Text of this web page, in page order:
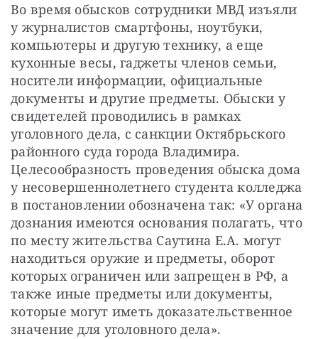
Во время обысков сотрудники МВД изъяли
у журналистов смартфоны, ноутбуки,
компьютеры и другую технику, а еще
кухонные весы, гаджеты членов семьи,
носители информации, официальные
документы и другие предметы. Обыски у
свидетелей проводились в рамках
уголовного дела, с санкции Октябрьского
районного суда города Владимира.
Целесообразность проведения обыска дома
у несовершеннолетнего студента колледжа
в постановлении обозначена так: «У органа
дознания имеются основания полагать, что
по месту жительства Саутина Е.А. могут
находиться оружие и предметы, оборот
которых ограничен или запрещен в РФ, а
также иные предметы или документы,
которые могут иметь доказательственное
значение для уголовного дела».